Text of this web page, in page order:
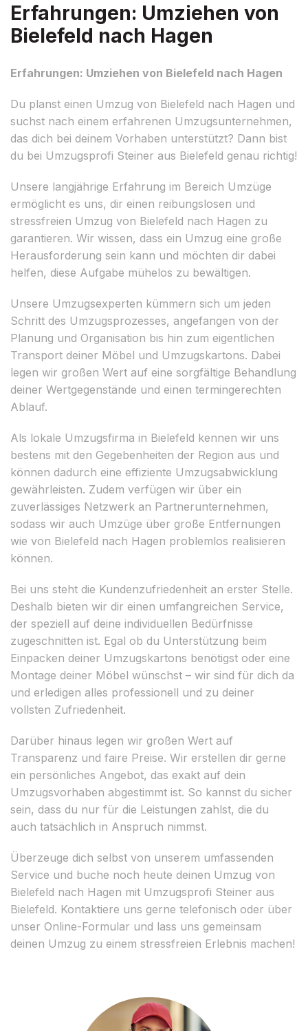
Erfahrungen: Umziehen von
Bielefeld nach Hagen
Erfahrungen: Umziehen von Bielefeld nach Hagen
Du planst einen Umzug von Bielefeld nach Hagen und
suchst nach einem erfahrenen Umzugsunternehmen,
das dich bei deinem Vorhaben unterstützt? Dann bist
du bei Umzugsprofi Steiner aus Bielefeld genau richtig!
Unsere langjährige Erfahrung im Bereich Umzüge
ermöglicht es uns, dir einen reibungslosen und
stressfreien Umzug von Bielefeld nach Hagen zu
garantieren. Wir wissen, dass ein Umzug eine große
Herausforderung sein kann und möchten dir dabei
helfen, diese Aufgabe mühelos zu bewältigen.
Unsere Umzugsexperten kümmern sich um jeden
Schritt des Umzugsprozesses, angefangen von der
Planung und Organisation bis hin zum eigentlichen
Transport deiner Möbel und Umzugskartons. Dabei
legen wir großen Wert auf eine sorgfältige Behandlung
deiner Wertgegenstände und einen termingerechten
Ablauf.
Als lokale Umzugsfirma in Bielefeld kennen wir uns
bestens mit den Gegebenheiten der Region aus und
können dadurch eine effiziente Umzugsabwicklung
gewährleisten. Zudem verfügen wir über ein
zuverlässiges Netzwerk an Partnerunternehmen,
sodass wir auch Umzüge über große Entfernungen
wie von Bielefeld nach Hagen problemlos realisieren
können.
Bei uns steht die Kundenzufriedenheit an erster Stelle.
Deshalb bieten wir dir einen umfangreichen Service,
der speziell auf deine individuellen Bedürfnisse
zugeschnitten ist. Egal ob du Unterstützung beim
Einpacken deiner Umzugskartons benötigst oder eine
Montage deiner Möbel wünschst – wir sind für dich da
und erledigen alles professionell und zu deiner
vollsten Zufriedenheit.
Darüber hinaus legen wir großen Wert auf
Transparenz und faire Preise. Wir erstellen dir gerne
ein persönliches Angebot, das exakt auf dein
Umzugsvorhaben abgestimmt ist. So kannst du sicher
sein, dass du nur für die Leistungen zahlst, die du
auch tatsächlich in Anspruch nimmst.
Überzeuge dich selbst von unserem umfassenden
Service und buche noch heute deinen Umzug von
Bielefeld nach Hagen mit Umzugsprofi Steiner aus
Bielefeld. Kontaktiere uns gerne telefonisch oder über
unser Online-Formular und lass uns gemeinsam
deinen Umzug zu einem stressfreien Erlebnis machen!